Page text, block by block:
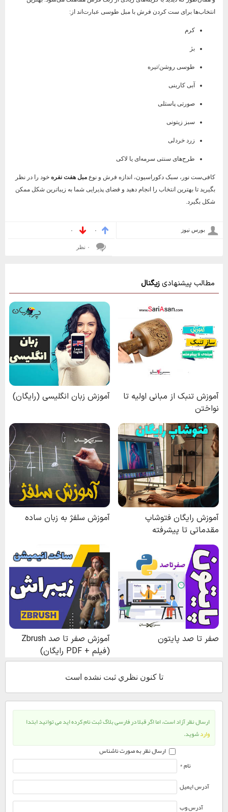
انتخاب‌ها برای ست کردن فرش با مبل طوسی عبارت‌اند از:
کرم
بژ
طوسی روشن/تیره
آبی کاربنی
صورتی پاستلی
سبز زیتونی
زرد خردلی
طرح‌های سنتی سرمه‌ای یا لاکی
کافی‌ست نور، سبک دکوراسیون، اندازه فرش و نوعمبل هفت نفره خود را در نظر
بگیرید تا بهترین انتخاب را انجام دهید و فضای پذیرایی شما به زیباترین شکل ممکن
شکل بگیرد.
بورس نیوز
تا كنون نظري ثبت نشده است
ارسال نظر آزاد است، اما اگر قبلا در فارسی بلاگ ثبت نام کرده اید می توانید ابتدا
واردشوید.
ارسال نظر به صورت ناشناس
نام *
آدرس ایمیل
آدرس وب